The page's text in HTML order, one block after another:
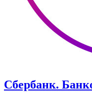
Сбербанк.